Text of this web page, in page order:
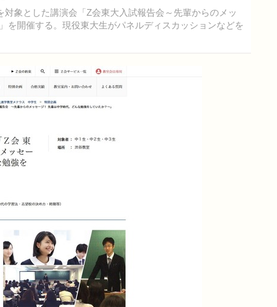
象とした講演会「Z会東大入試報告会～先輩からのメッ
を開催する。現役東大生がパネルディスカッションなどを